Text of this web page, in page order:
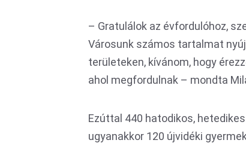
– Gratulálok az évfordulóhoz,
Városunk számos tartalmat
területeken, kívánom, hogy
ahol megfordulnak – mondta
Ezúttal 440 hatodikos,
ugyanakkor 120 újvidéki